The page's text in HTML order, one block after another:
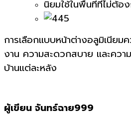
นิยมใช้ในพื้นที่ที่ไม่ต้อ
การเลือกแบบหน้าต่างอลูมิเนียม
งาน ความสะดวกสบาย และควา
บ้านแต่ละหลัง
ผู้เขียน จันทร์ฉาย999